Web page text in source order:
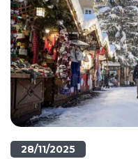
28/11/2025